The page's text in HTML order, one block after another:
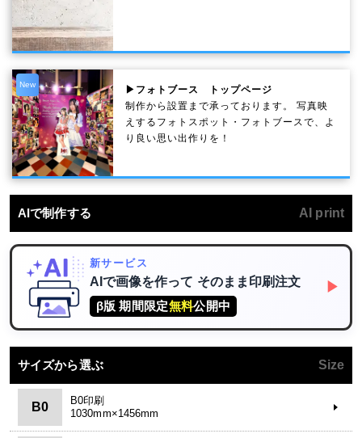
New
▶フォトブース トップページ
制作から設置まで承っております。 写真映
えするフォトスポット・フォトブースで、よ
り良い思い出作りを！
AIで制作する AI print
新サービス
AIで画像を作って そのまま印刷注文
β版 期間限定無料公開中
▶
サイズから選ぶ Size
B0
B0印刷
1030mm×1456mm